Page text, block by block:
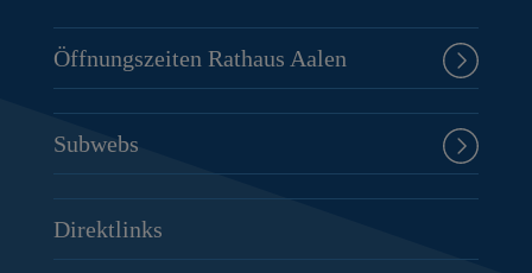
Öffnungszeiten Rathaus Aalen
Subwebs
Direktlinks